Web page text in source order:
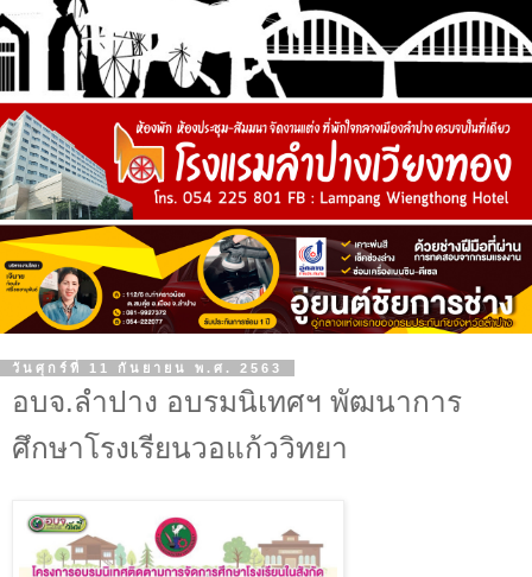
วันศุกร์ที่ 11 กันยายน พ.ศ. 2563
อบจ.ลำปาง อบรมนิเทศฯ พัฒนาการ
ศึกษาโรงเรียนวอแก้ววิทยา